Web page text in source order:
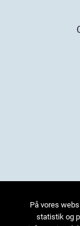
På vores
statistik og